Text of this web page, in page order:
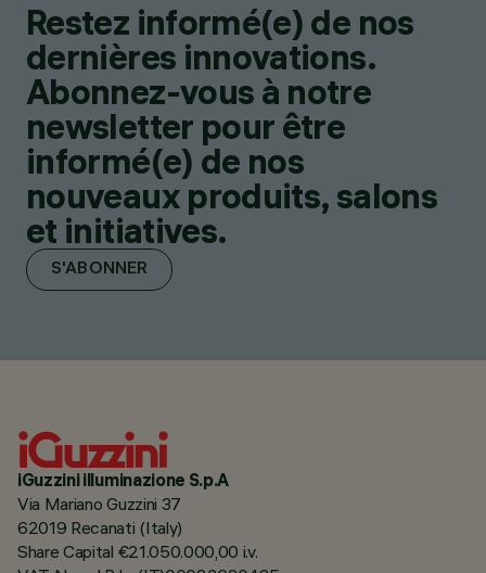
Restez informé(e) de nos
dernières innovations.
Abonnez-vous à notre
newsletter pour être
informé(e) de nos
nouveaux produits, salons
et initiatives.
S'ABONNER
iGuzzini illuminazione S.p.A
Via Mariano Guzzini 37
62019 Recanati (Italy)
Share Capital €21.050.000,00 i.v.